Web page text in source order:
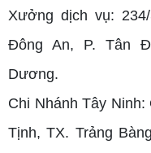
Xưởng dịch vụ:
Đông An, P. Tân
Dương.
Chi Nhánh Tây Ninh:
Tịnh, TX. Trảng